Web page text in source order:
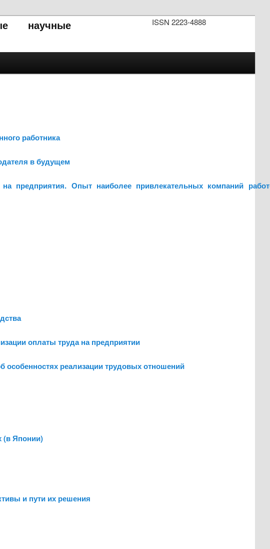
ISSN 2223-4888
научные
работника
в будущем
предприятия. Опыт наиболее привлекательных компаний
оплаты труда на предприятии
реализации трудовых отношений
(в Японии)
и пути их решения